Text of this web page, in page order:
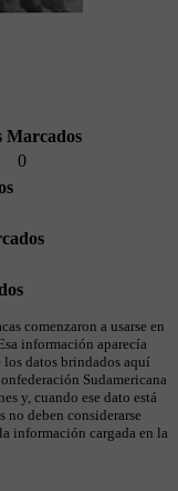
Marcados
0
comenzaron a usarse en
información aparecía
los datos brindados aquí
Sudamericana
y, cuando ese dato está
no deben considerarse
información cargada en la